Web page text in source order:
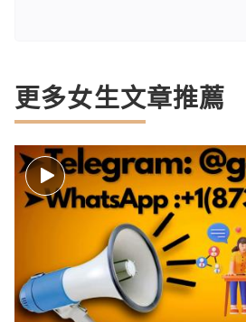
更多女生文章推薦